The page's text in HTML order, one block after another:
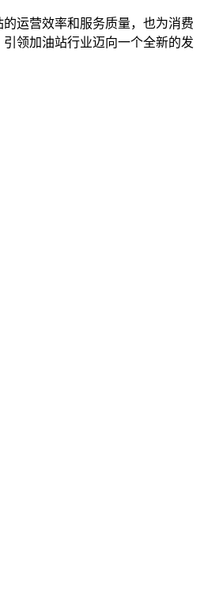
运营效率和服务质量，也为消费
引领加油站行业迈向一个全新的发